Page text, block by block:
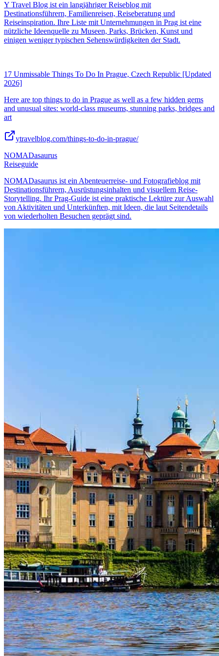
Y Travel Blog ist ein langjähriger Reiseblog mit
Destinationsführern, Familienreisen, Reiseberatung und
Reiseinspiration. Ihre Liste mit Unternehmungen in Prag ist eine
nützliche Ideenquelle zu Museen, Parks, Brücken, Kunst und
einigen weniger typischen Sehenswürdigkeiten der Stadt.
17 Unmissable Things To Do In Prague, Czech Republic [Updated
2026]
Here are top things to do in Prague as well as a few hidden gems
and unusual sites: world-class museums, stunning parks, bridges and
art
ytravelblog.com/things-to-do-in-prague/
NOMADasaurus
Reiseguide
NOMADasaurus ist ein Abenteuerreise- und Fotografieblog mit
Destinationsführern, Ausrüstungsinhalten und visuellem Reise-
Storytelling. Ihr Prag-Guide ist eine praktische Lektüre zur Auswahl
von Aktivitäten und Unterkünften, mit Ideen, die laut Seitendetails
von wiederholten Besuchen geprägt sind.